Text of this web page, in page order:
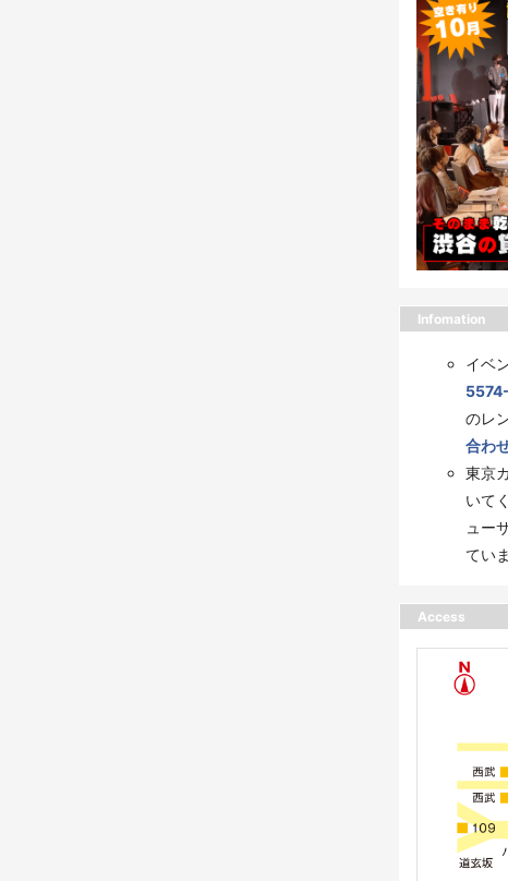
Infomation
イベ
のレ
合わ
東京
いて
ュー
てい
Access